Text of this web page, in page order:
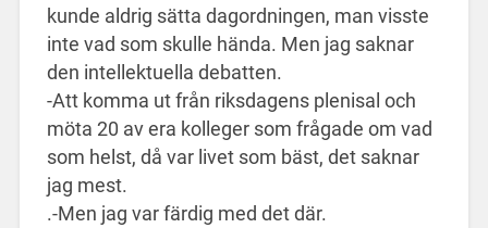
kunde aldrig sätta dagordningen, man visste
inte vad som skulle hända. Men jag saknar
den intellektuella debatten.
-Att komma ut från riksdagens plenisal och
möta 20 av era kolleger som frågade om vad
som helst, då var livet som bäst, det saknar
jag mest.
.-Men jag var färdig med det där.